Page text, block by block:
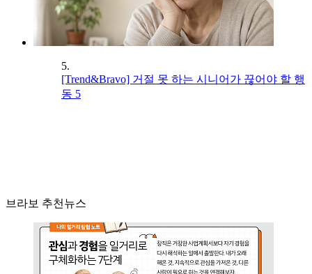
5.
[Trend&Bravo] 거절 못 하는 시니어가 끊어야 할 행
동 5
브라보 추천뉴스